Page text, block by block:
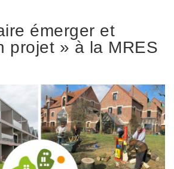
émerger et
projet » à la MRES